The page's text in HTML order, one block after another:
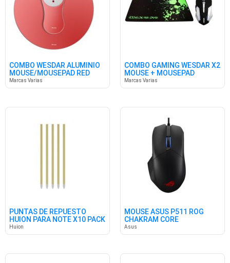
COMBO WESDAR ALUMINIO
MOUSE/MOUSEPAD RED
Marcas Varias
COMBO GAMING WESDAR X2
MOUSE + MOUSEPAD
BK/SILVER
Marcas Varias
PUNTAS DE REPUESTO
HUION PARA NOTE X10 PACK
X5
Huion
MOUSE ASUS P511 ROG
CHAKRAM CORE
Asus